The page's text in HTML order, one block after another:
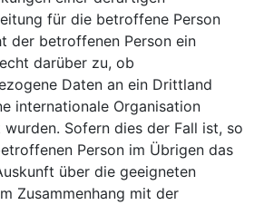
für die betroffene Person
der betroffenen Person ein
darüber zu, ob
Daten an ein Drittland
internationale Organisation
Sofern dies der Fall ist, so
Person im Übrigen das
über die geeigneten
Zusammenhang mit der